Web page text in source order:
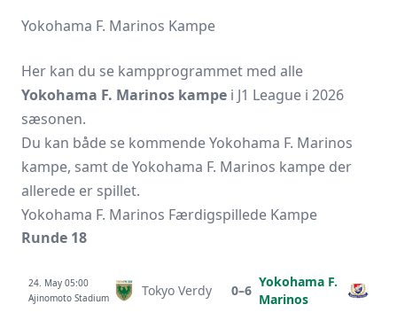
Yokohama F. Marinos Kampe
Her kan du se kampprogrammet med alle
Yokohama F. Marinos kampe i J1 League i 2026
sæsonen.
Du kan både se kommende Yokohama F. Marinos
kampe, samt de Yokohama F. Marinos kampe der
allerede er spillet.
Yokohama F. Marinos Færdigspillede Kampe
Runde 18
24. May 05:00
Ajinomoto Stadium
Tokyo Verdy 0–6
Yokohama F.
Marinos